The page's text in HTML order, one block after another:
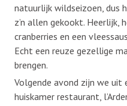
natuurlijk wildseizoen, dus
z’n allen gekookt. Heerlijk,
cranberries en een
Echt een reuze gezellige
brengen.
Volgende avond zijn we uit
huiskamer restaurant,